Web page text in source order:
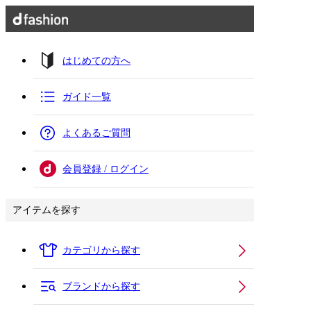
はじめての方へ
ガイド一覧
よくあるご質問
会員登録 / ログイン
アイテムを探す
カテゴリから探す
ブランドから探す